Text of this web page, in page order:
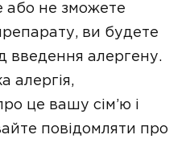
або не зможете
ви будете
введення алергену.
алергія,
це вашу сім’ю і
повідомляти про